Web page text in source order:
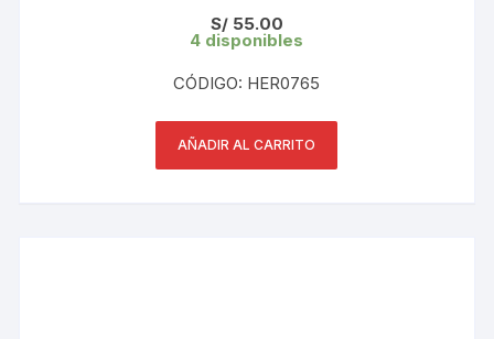
S/55.00
4 disponibles
CÓDIGO: HER0765
AÑADIR AL CARRITO